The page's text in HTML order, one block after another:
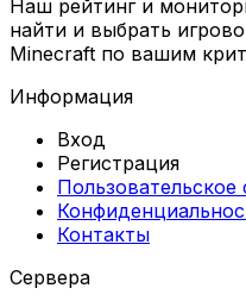
Наш рейтинг и
найти и выбрать
Minecraft по вашим
Информация
Вход
Регистрация
Пользовательское
Контакты
Сервера